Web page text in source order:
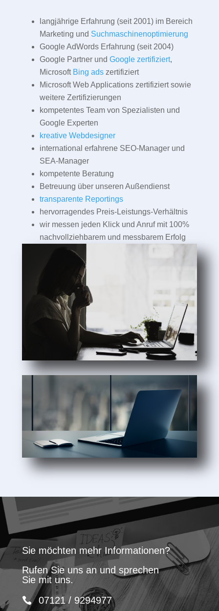
langjährige Erfahrung (seit 2001) im Bereich
Marketing und Suchmaschinenoptimierung
Google AdWords Erfahrung (seit 2004)
Google Partner und Google zertifiziert,
Microsoft Bing adszertifiziert
Microsoft Web Applications zertifiziert sowie
weitere Zertifizierungen
kompetentes Team von Spezialisten und
Google Experten
kreative Webdesigner
international erfahrene SEO-Manager und
SEA-Manager
kompetente Beratung
Betreuung über unseren Außendienst
transparente Reportings
hervorragendes Preis-Leistungs-Verhältnis
wir messen jeden Klick und Anruf mit 100%
nachvollziehbarem und messbarem Erfolg
Sie möchten mehr Informationen?
Rufen Sie uns an und sprechen
Sie mit uns.
07121 / 9294977